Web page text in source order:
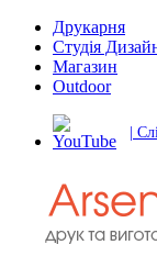
Друкарня
Студія
Магазин
Outdoor
|